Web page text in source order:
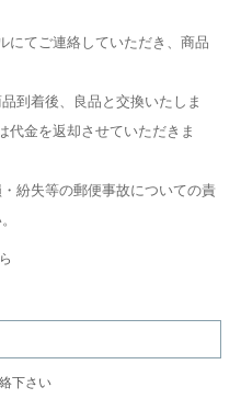
にてご連絡していただき、商品
到着後、良品と交換いたしま
代金を返却させていただきま
紛失等の郵便事故についての責
下さい